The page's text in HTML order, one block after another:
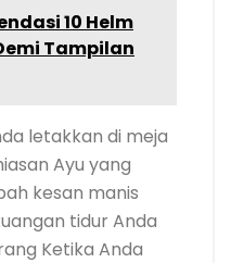
10 Helm
Tampilan
letakkan di meja
Ayu yang
kesan manis
tidur Anda
Ketika Anda